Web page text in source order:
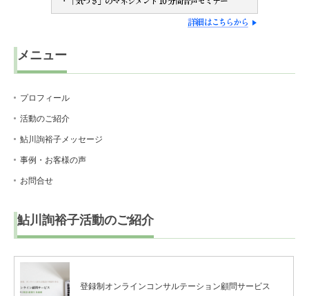
メニュー
プロフィール
活動のご紹介
鮎川詢裕子メッセージ
事例・お客様の声
お問合せ
鮎川詢裕子活動のご紹介
登録制オンラインコンサルテーション顧問サービス